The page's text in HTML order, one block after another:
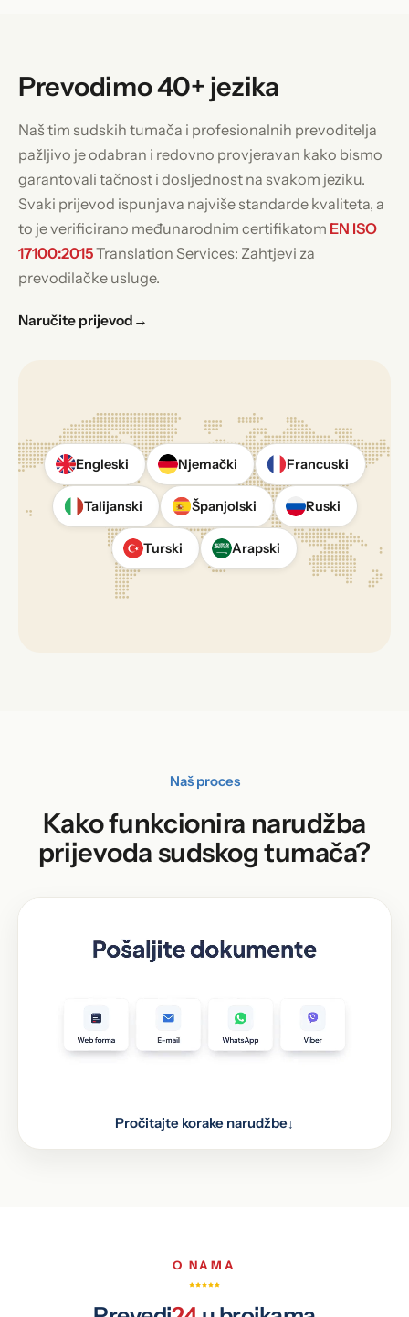
Prevodimo 40+ jezika
Naš tim sudskih tumača i profesionalnih prevoditelja
pažljivo je odabran i redovno provjeravan kako bismo
garantovali tačnost i dosljednost na svakom jeziku.
Svaki prijevod ispunjava najviše standarde kvaliteta, a
to je verificirano međunarodnim certifikatom EN ISO
17100:2015Translation Services: Zahtjevi za
prevodilačke usluge.
Naručite prijevod →
Engleski Njemački Francuski
Talijanski Španjolski Ruski
Turski Arapski
Naš proces
Kako funkcionira narudžba
prijevoda sudskog tumača?
Pročitajte korake narudžbe↓
Prijevod je spremanO NAMA